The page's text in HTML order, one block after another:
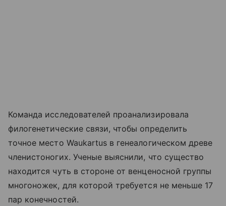
Команда исследователей проанализировала
филогенетические связи, чтобы определить
точное место Waukartus в генеалогическом древе
членистоногих. Ученые выяснили, что существо
находится чуть в стороне от венценосной группы
многоножек, для которой требуется не меньше 17
пар конечностей.